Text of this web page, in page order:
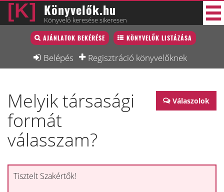
Könyvelők.hu
Könyvelő keresése sikeresen
AJÁNLATOK BEKÉRÉSE KÖNYVELŐK LISTÁZÁSA
Belépés Regisztráció könyvelőknek
Könyvelő lista
Könyvelési munkák
Interjú
Blog
Állás
Válaszolok
Melyik társasági
formát
válasszam?
Tisztelt Szakértők!